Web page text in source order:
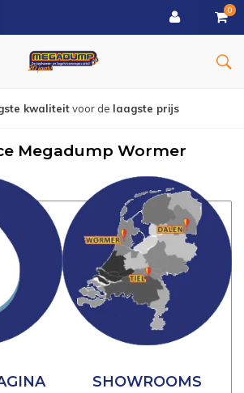
0
Gratisbezorgd vanaf € 150
Megadump Wormer
SHOWROOMS